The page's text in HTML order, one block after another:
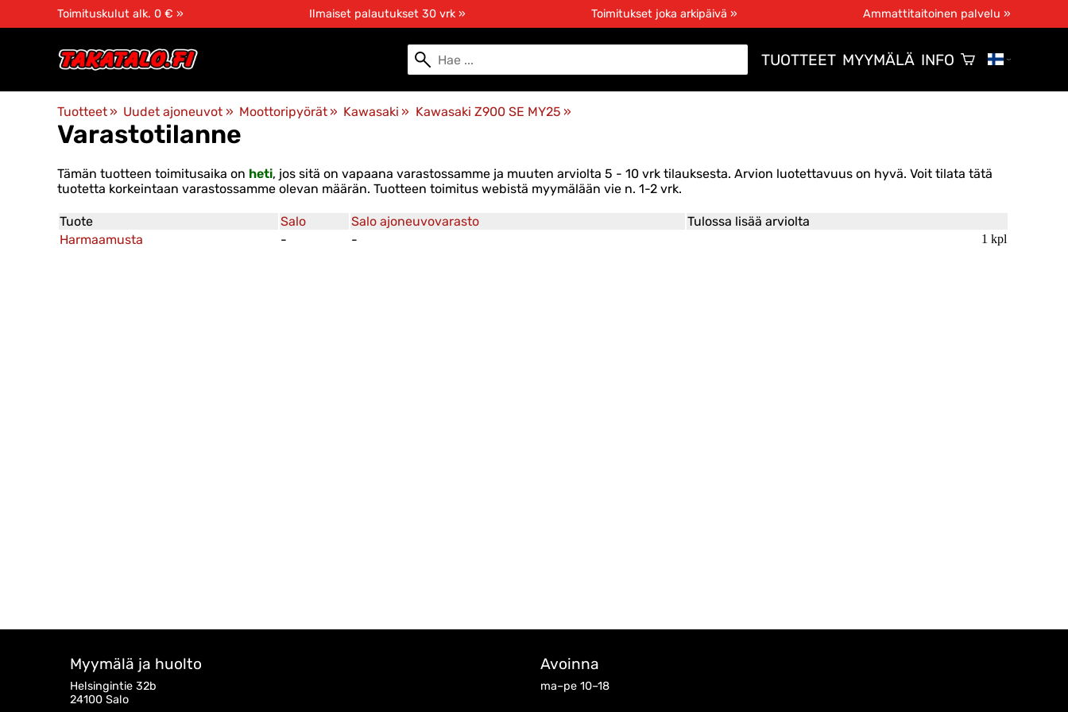
Toimituskulut alk. 0 € » Ilmaiset palautukset 30 vrk » Toimitukset joka arkipäivä » Ammattitaitoinen palvelu »
TUOTTEET MYYMÄLÄ INFO
Tuotteet ‪» Uudet ajoneuvot ‪» Moottoripyörät ‪» Kawasaki ‪» Kawasaki Z900 SE MY25 ‪»
Varastotilanne
Tämän tuotteen toimitusaika on heti, jos sitä on vapaana varastossamme ja muuten arviolta 5 - 10 vrk tilauksesta. Arvion luotettavuus on hyvä. Voit tilata tätä
tuotetta korkeintaan varastossamme olevan määrän. Tuotteen toimitus webistä myymälään vie n. 1-2 vrk.
Tuote Salo Salo ajoneuvovarasto
Tulossa lisää arviolta
Harmaamusta
- - 1 kpl
Myymälä ja huolto
Helsingintie 32b
24100 Salo
Avoinna
ma–pe 10–18